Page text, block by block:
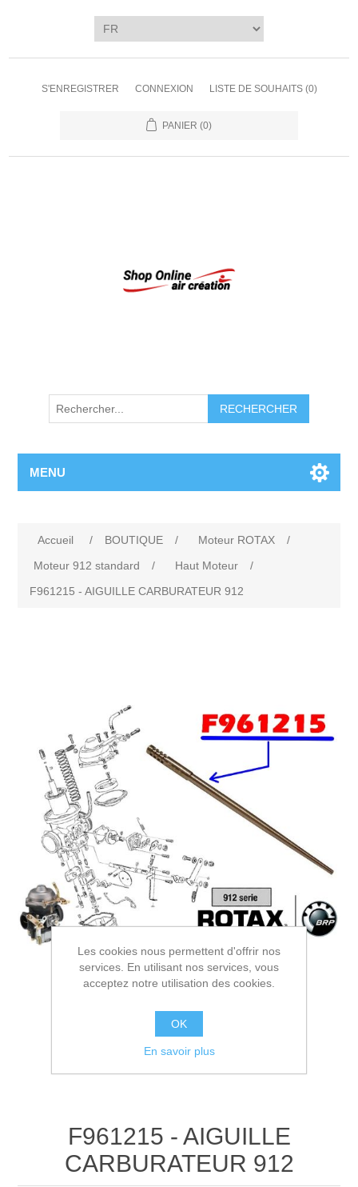
S'ENREGISTRER CONNEXION LISTE DE SOUHAITS (0)
PANIER (0)
RECHERCHER
MENU
Accueil / BOUTIQUE / Moteur ROTAX
/
Moteur 912 standard
/ Haut Moteur
/
F961215 - AIGUILLE CARBURATEUR 912
F961215 - AIGUILLE
CARBURATEUR 912
Les cookies nous permettent d'offrir nos
services. En utilisant nos services, vous
acceptez notre utilisation des cookies.
OK
En savoir plus